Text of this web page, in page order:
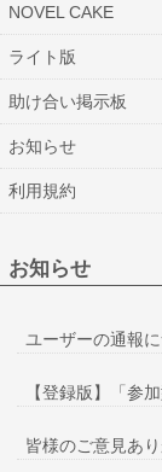
NOVEL CAKE
ライト版
助け合い掲示板
お知らせ
利用規約
お知らせ
ユーザーの通報
【登録版】「参
皆様のご意見あ